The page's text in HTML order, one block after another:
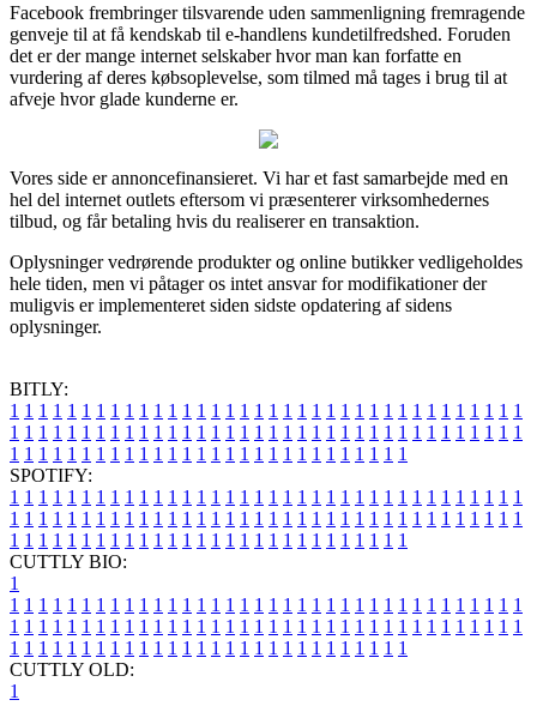
Facebook frembringer tilsvarende uden sammenligning fremragende
genveje til at få kendskab til e-handlens kundetilfredshed. Foruden
det er der mange internet selskaber hvor man kan forfatte en
vurdering af deres købsoplevelse, som tilmed må tages i brug til at
afveje hvor glade kunderne er.
Vores side er annoncefinansieret. Vi har et fast samarbejde med en
hel del internet outlets eftersom vi præsenterer virksomhedernes
tilbud, og får betaling hvis du realiserer en transaktion.
Oplysninger vedrørende produkter og online butikker vedligeholdes
hele tiden, men vi påtager os intet ansvar for modifikationer der
muligvis er implementeret siden sidste opdatering af sidens
oplysninger.
BITLY:
1 1 1 1 1 1 1 1 1 1 1 1 1 1 1 1 1 1 1 1 1 1 1 1 1 1 1 1 1 1 1 1 1 1 1 1
1 1 1 1 1 1 1 1 1 1 1 1 1 1 1 1 1 1 1 1 1 1 1 1 1 1 1 1 1 1 1 1 1 1 1 1
1 1 1 1 1 1 1 1 1 1 1 1 1 1 1 1 1 1 1 1 1 1 1 1 1 1 1 1
SPOTIFY:
1 1 1 1 1 1 1 1 1 1 1 1 1 1 1 1 1 1 1 1 1 1 1 1 1 1 1 1 1 1 1 1 1 1 1 1
1 1 1 1 1 1 1 1 1 1 1 1 1 1 1 1 1 1 1 1 1 1 1 1 1 1 1 1 1 1 1 1 1 1 1 1
1 1 1 1 1 1 1 1 1 1 1 1 1 1 1 1 1 1 1 1 1 1 1 1 1 1 1 1
CUTTLY BIO:
1
1 1 1 1 1 1 1 1 1 1 1 1 1 1 1 1 1 1 1 1 1 1 1 1 1 1 1 1 1 1 1 1 1 1 1 1
1 1 1 1 1 1 1 1 1 1 1 1 1 1 1 1 1 1 1 1 1 1 1 1 1 1 1 1 1 1 1 1 1 1 1 1
1 1 1 1 1 1 1 1 1 1 1 1 1 1 1 1 1 1 1 1 1 1 1 1 1 1 1 1
CUTTLY OLD:
1